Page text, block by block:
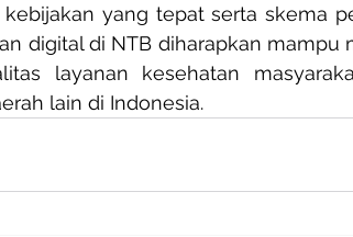
yang tepat serta skema
digital di NTB diharapkan mampu
layanan kesehatan
lain di Indonesia.